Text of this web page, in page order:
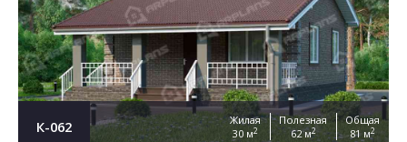
К-062
Жилая
30 м2
Полезная
62 м2
Общая
81 м2
This site is protected by reCAPTCHA and the GooglePrivacy PolicyandTerms of Service
ОТПРАВИТЬ